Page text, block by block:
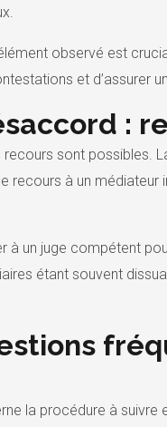
observé est
et
:
recours sont
à un
à un juge compétent
étant souvent
la procédure à